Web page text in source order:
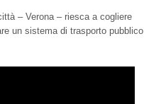
– Verona – riesca a cogliere
un sistema di trasporto pubblico